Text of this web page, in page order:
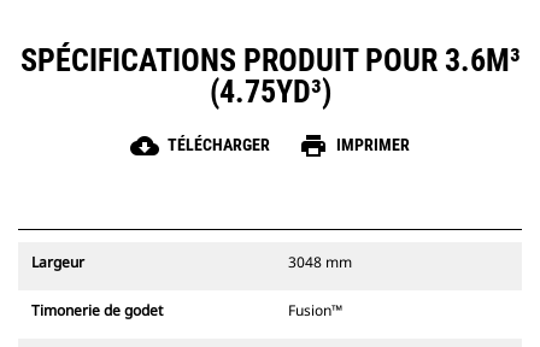
SPÉCIFICATIONS PRODUIT POUR 3.6M³
(4.75YD³)
cloud_download TÉLÉCHARGER print IMPRIMER
Largeur 3048 mm
Timonerie de godet Fusion™